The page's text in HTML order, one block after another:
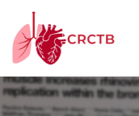
Aller au contenu